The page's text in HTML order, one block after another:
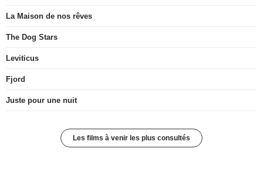
La Maison de nos rêves
The Dog Stars
Leviticus
Fjord
Juste pour une nuit
Les films à venir les plus consultés